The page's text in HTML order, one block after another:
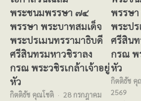
พระชนมพรรษา ๗๔
พรรษา พระบาทสมเด็จ
พระปรเมนทรรามาธิบดี
ศรีสินทรมหาวชิราลง
กรณ พระวชิรเกล้าเจ้าอยู่
หัว
กิตติธัช คุณโชติ
28 กรกฎาคม
พรรษ
พระปร
ศรีสินท
กรณ พ
หัว
กิตติธัช คุ
2569